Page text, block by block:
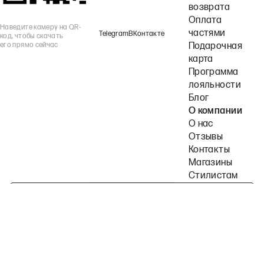
Наведите камеру на QR-
код, чтобы скачать
его прямо сейчас
TelegramВКонтакте
возврата
Оплата
частями
Подарочная
карта
Программа
лояльности
Блог
О компании
О нас
Отзывы
Контакты
Магазины
Стилистам